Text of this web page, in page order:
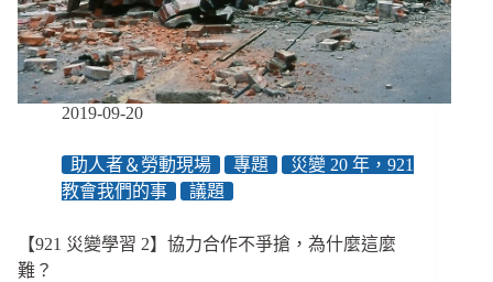
大
規
模
的
群
2019-09-20
助人者＆勞動現場 專題
災變 20 年，921
教會我們的事
議題
【921 災變學習 2】協力合作不爭搶，為什麼這麼
難？